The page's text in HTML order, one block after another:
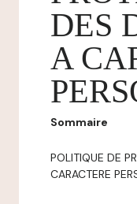
DES
A
Sommaire
POLITIQUE DE
CARACTERE